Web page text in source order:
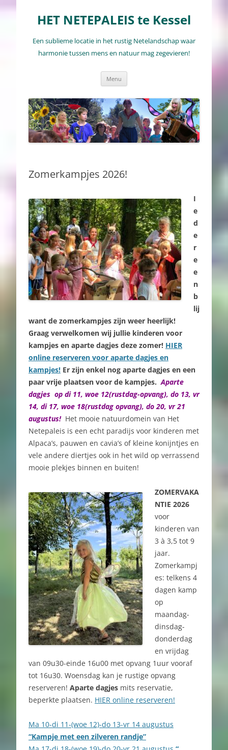
inhoud
HET NETEPALEIS te Kessel
Een sublieme locatie in het rustig Netelandschap waar
harmonie tussen mens en natuur mag zegevieren!
Menu
Zomerkampjes 2026!
I
e
d
e
r
e
e
n
b
lij
want de zomerkampjes zijn weer heerlijk!
Graag verwelkomen wij jullie kinderen voor
kampjes en aparte dagjes deze zomer! HIER
online reserveren voor aparte dagjes en
kampjes! Er zijn enkel nog aparte dagjes en een
paar vrije plaatsen voor de kampjes. Aparte
dagjes op di 11, woe 12(rustdag-opvang), do 13, vr
14, di 17, woe 18(rustdag opvang), do 20, vr 21
augustus! Het mooie natuurdomein van Het
Netepaleis is een echt paradijs voor kinderen met
Alpaca’s, pauwen en cavia’s of kleine konijntjes en
vele andere diertjes ook in het wild op verrassend
mooie plekjes binnen en buiten!
ZOMERVAKA
NTIE 2026
voor
kinderen van
3 à 3,5 tot 9
jaar.
Zomerkampj
es: telkens 4
dagen kamp
op
maandag-
dinsdag-
donderdag
en vrijdag
van 09u30-einde 16u00 met opvang 1uur vooraf
tot 16u30. Woensdag kan je rustige opvang
reserveren! Aparte dagjes mits reservatie,
beperkte plaatsen. HIER online reserveren!
Ma 10-di 11-(woe 12)-do 13-vr 14 augustus
“Kampje met een zilveren randje”